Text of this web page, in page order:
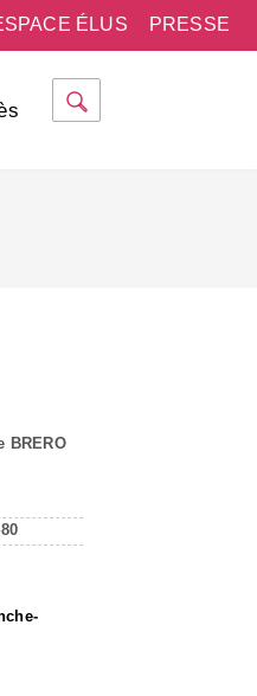
PRESSE
ÉLUS
BRERO